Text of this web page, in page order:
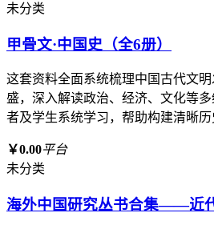
未分类
甲骨文·中国史（全6册）
这套资料全面系统梳理中国古代文
盛，深入解读政治、经济、文化等
者及学生系统学习，帮助构建清晰
￥0.00平台
未分类
海外中国研究丛书合集——近